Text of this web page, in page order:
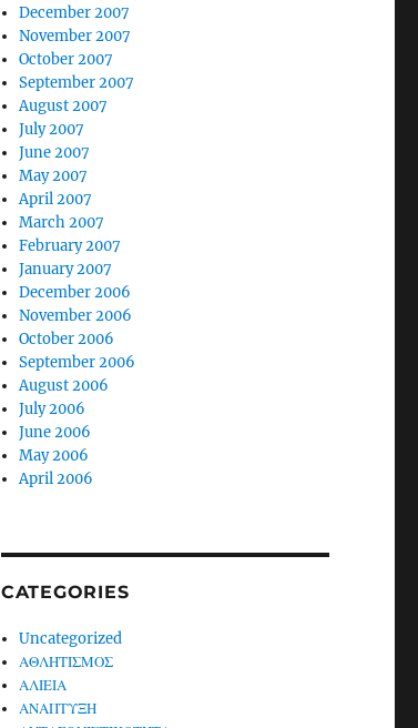
December 2007
November 2007
October 2007
September 2007
August 2007
July 2007
June 2007
May 2007
April 2007
March 2007
February 2007
January 2007
December 2006
November 2006
October 2006
September 2006
August 2006
July 2006
June 2006
May 2006
April 2006
CATEGORIES
Uncategorized
ΑΘΛΗΤΙΣΜΟΣ
ΑΛΙΕΙΑ
ΑΝΑΠΤΥΞΗ